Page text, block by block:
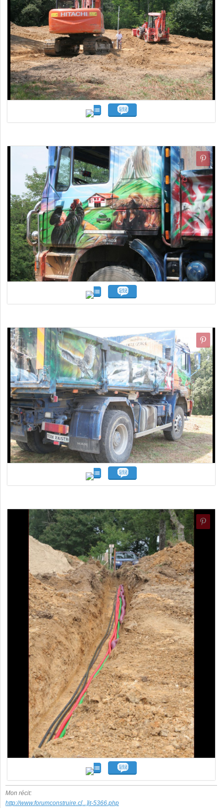
Mon récit:
http://www.forumconstruire.c[...]it-5366.php